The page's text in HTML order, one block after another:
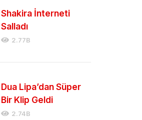
Shakira İnterneti
Salladı
2.77B
Dua Lipa’dan Süper
Bir Klip Geldi
2.74B